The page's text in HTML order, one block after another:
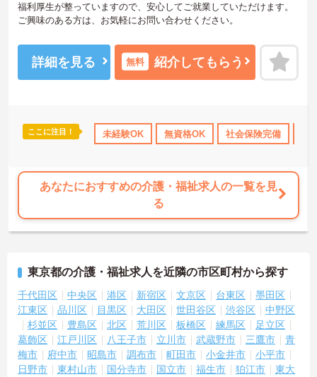
休日110日以上 資格取得サポート 研修制度あり 産休･育休･介
福利厚生が整っていますので、安心してご就業していただけます。
ご興味のある方は、お気軽にお問い合わせください。
詳細を見る 無料 紹介してもらう
ここに注目！ 未経験OK 無資格OK 社会保険完備
あなたにおすすめの介護・福祉求人の一覧を見
る
東京都の介護・福祉求人を近隣の市区町村から探す
千代田区 中央区 港区 新宿区 文京区 台東区
墨田区
江東区
品川区 目黒区 大田区 世田谷区 渋谷区
中野区
杉並区
豊島区 北区 荒川区 板橋区 練馬区
足立区
葛飾区
江戸川区 八王子市 立川市 武蔵野市 三鷹市
青
梅市
府中市 昭島市 調布市 町田市 小金井市
小平市
日野市
東村山市 国分寺市 国立市 福生市 狛江市
東大